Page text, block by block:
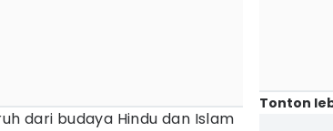
dari budaya Hindu dan Islam
Tonton